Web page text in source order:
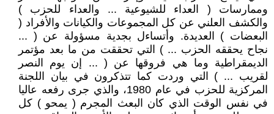
وممارسات ( العداء للشيوعية ... والعداء للحزب )
والكشف العلني عن كل المجموعات والكيانات والأفراد (
البعضات ) العديدة. وأتساءل بجدية مسؤولة عن ( ...
نجاح يحققه الحزب ... ) التي تحققت من ما بعد مؤتمر
الديمقراطية وما هي فروقها عن ( ... إن يوم النصر
لقريب ... ) التي وردت كما تتذكرون في بيان اللجنة
المركزية للحزب في عام 1980، والذي جرى رفعه عاليا
في نفس الوقت الذي كان البعث المجرم ( يمحو ) كل